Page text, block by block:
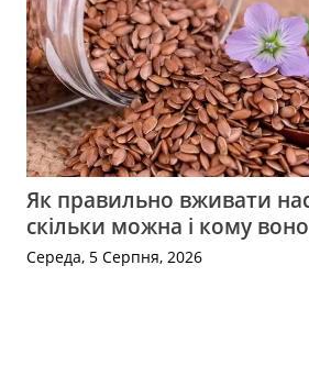
Як правильно вживати
скільки можна і кому
Середа, 5 Серпня, 2026